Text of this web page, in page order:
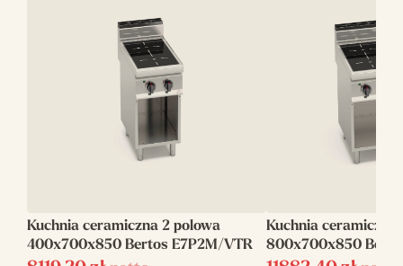
Wysokość (mm) 900
4
Płyty okrągłe
Zasilanie elektryczne
Kuchnia ceramiczna 2 polowa
400x700x850 Bertos E7P2M/VTR
Kuchnia ceramiczna
800x700x850